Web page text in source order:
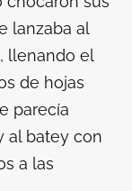
lanzaba al
llenando el
de hojas
parecía
al batey con
a las